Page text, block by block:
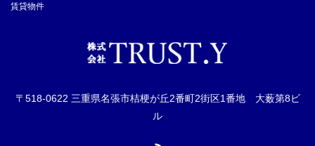
賃貸物件
〒518-0622 三重県名張市桔梗が丘2番町2街区1番地 大薮第8ビ
ル